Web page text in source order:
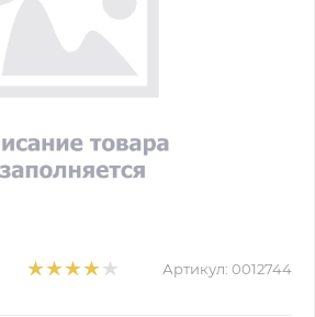
Артикул: 0012744